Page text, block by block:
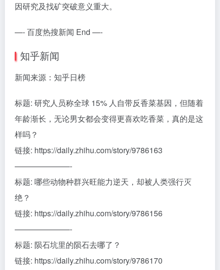
因研究及找矿突破意义重大。
—- 百度热搜新闻 End —-
知乎新闻
新闻来源：知乎日榜
标题: 研究人员称全球 15% 人自带反香菜基因，但随着
年龄渐长，无论男女都会变得更喜欢吃香菜，真的是这
样吗？
链接: https://daily.zhihu.com/story/9786163
———————-
标题: 哪些动物种群兴旺能力逆天，却被人类强行灭
绝？
链接: https://daily.zhihu.com/story/9786156
———————-
标题: 陨石坑里的陨石去哪了？
链接: https://daily.zhihu.com/story/9786170